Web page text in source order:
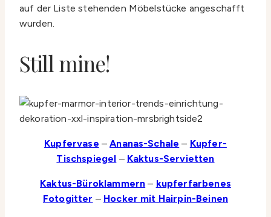
auf der Liste stehenden Möbelstücke angeschafft
wurden.
Still mine!
Kupfervase –Ananas-Schale – Kupfer-
Tischspiegel – Kaktus-Servietten
Kaktus-Büroklammern – kupferfarbenes
Fotogitter – Hocker mit Hairpin-Beinen